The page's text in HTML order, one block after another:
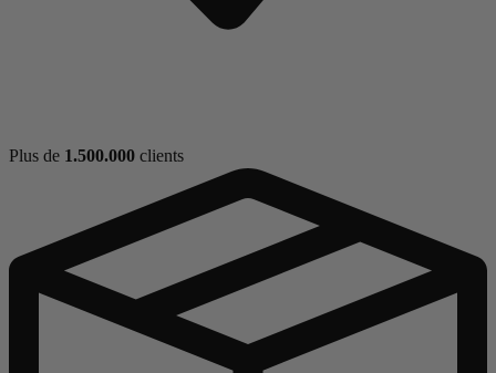
Plus de 1.500.000 clients